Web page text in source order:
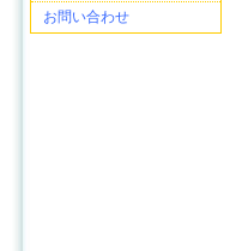
お問い合わせ